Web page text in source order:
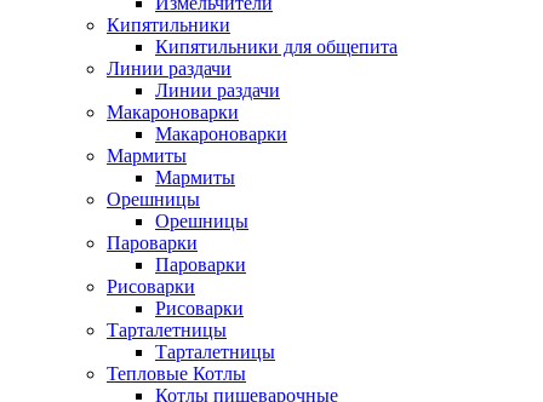
Кипятильники
Кипятильники для общепита
Линии раздачи
Линии раздачи
Макароноварки
Макароноварки
Мармиты
Мармиты
Орешницы
Орешницы
Пароварки
Пароварки
Рисоварки
Рисоварки
Тарталетницы
Тарталетницы
Тепловые Котлы
Котлы пищеварочные